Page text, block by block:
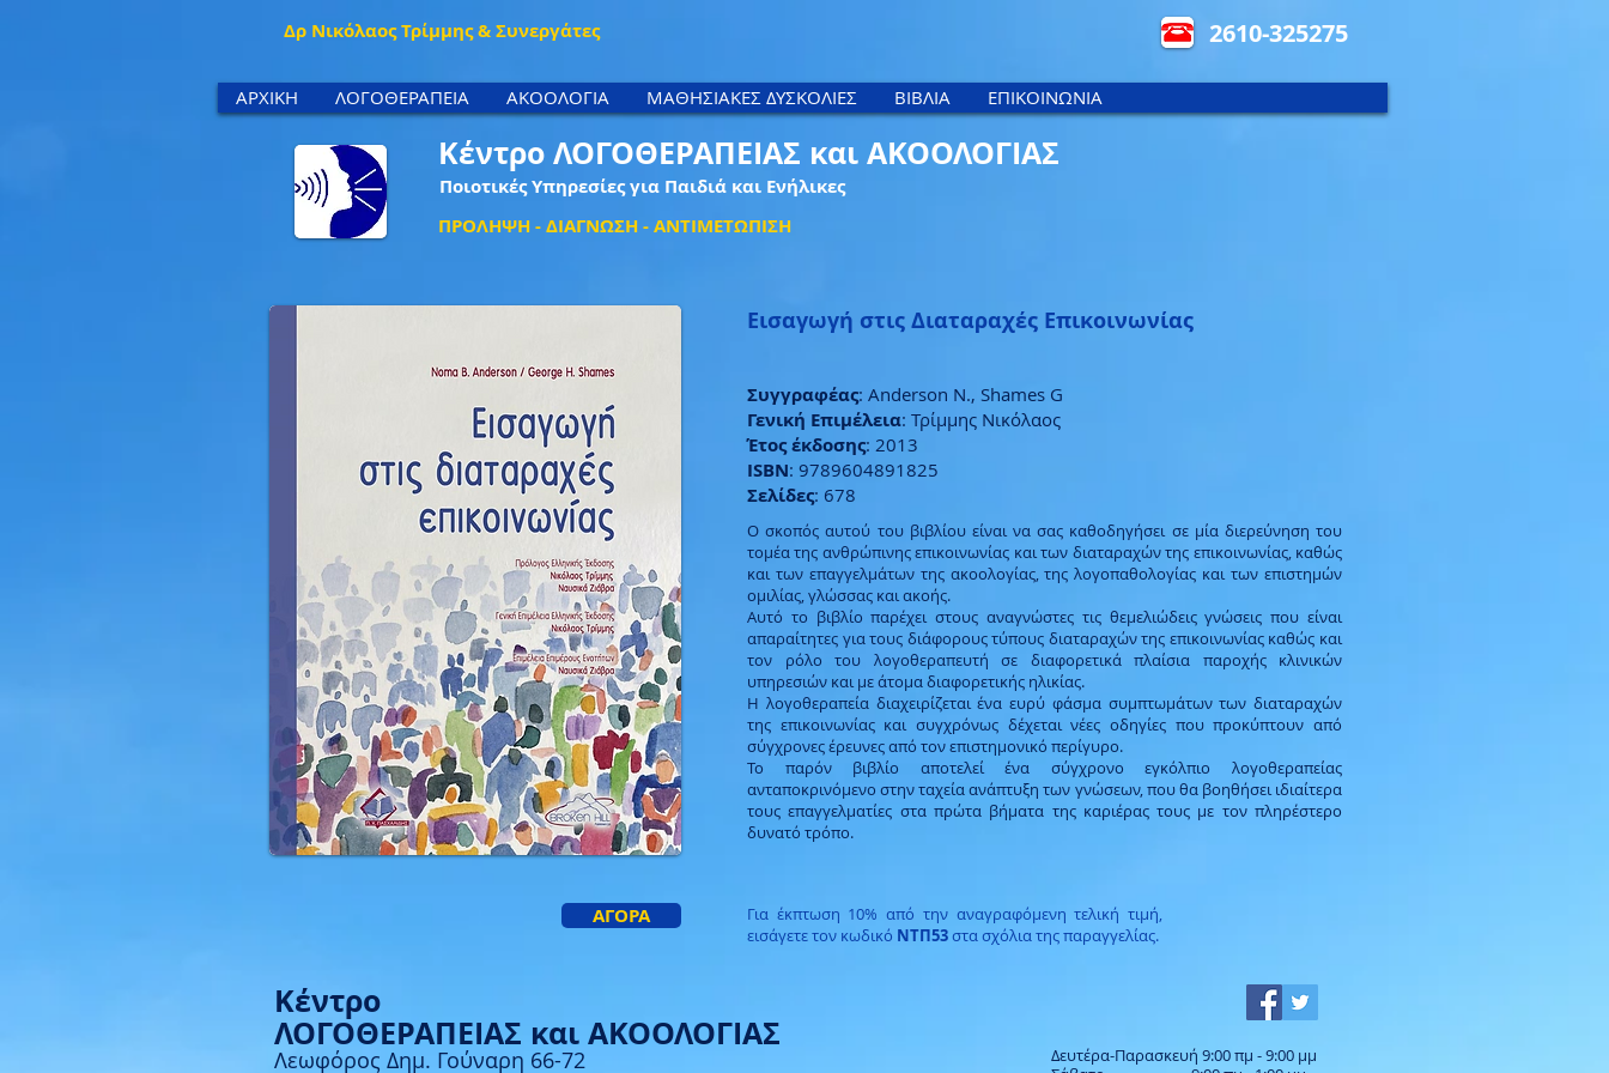
Δρ Νικόλαος Τρίμμης & Συνεργάτες 2610-325275
ΑΡΧΙΚΗ ΛΟΓΟΘΕΡΑΠΕΙΑ ΑΚΟΟΛΟΓΙΑ ΜΑΘΗΣΙΑΚΕΣ ΔΥΣΚΟΛΙΕΣ ΒΙΒΛΙΑ ΕΠΙΚΟΙΝΩΝΙΑ
Κέντρο ΛΟΓΟΘΕΡΑΠΕΙΑΣ και ΑΚΟΟΛΟΓΙΑΣ
Ποιοτικές Υπηρεσίες για Παιδιά και Ενήλικες
ΠΡΟΛΗΨΗ - ΔΙΑΓΝΩΣΗ - ΑΝΤΙΜΕΤΩΠΙΣΗ
Εισαγωγή στις Διαταραχές Επικοινωνίας
Συγγραφέας: Anderson N., Shames G
Γενική Επιμέλεια: Τρίμμης Νικόλαος
Έτος έκδοσης: 2013
ISBN: 9789604891825
Σελίδες: 678
Ο σκοπός αυτού του βιβλίου είναι να σας καθοδηγήσει σε μία διερεύνηση του
τομέα της ανθρώπινης επικοινωνίας και των διαταραχών της επικοινωνίας, καθώς
και των επαγγελμάτων της ακοολογίας, της λογοπαθολογίας και των επιστημών
ομιλίας, γλώσσας και ακοής.
Αυτό το βιβλίο παρέχει στους αναγνώστες τις θεμελιώδεις γνώσεις που είναι
απαραίτητες για τους διάφορους τύπους διαταραχών της επικοινωνίας καθώς και
τον ρόλο του λογοθεραπευτή σε διαφορετικά πλαίσια παροχής κλινικών
υπηρεσιών και με άτομα διαφορετικής ηλικίας.
Η λογοθεραπεία διαχειρίζεται ένα ευρύ φάσμα συμπτωμάτων των διαταραχών
της επικοινωνίας και συγχρόνως δέχεται νέες οδηγίες που προκύπτουν από
σύγχρονες έρευνες από τον επιστημονικό περίγυρο.
Το παρόν βιβλίο αποτελεί ένα σύγχρονο εγκόλπιο λογοθεραπείας
ανταποκρινόμενο στην ταχεία ανάπτυξη των γνώσεων, που θα βοηθήσει ιδιαίτερα
τους επαγγελματίες στα πρώτα βήματα της καριέρας τους με τον πληρέστερο
δυνατό τρόπο.
ΑΓΟΡΑ
Για έκπτωση 10% από την αναγραφόμενη τελική τιμή,
εισάγετε τον κωδικό ΝΤΠ53στα σχόλια της παραγγελίας.
Κέντρο
ΛΟΓΟΘΕΡΑΠΕΙΑΣ και ΑΚΟΟΛΟΓΙΑΣ
Λεωφόρος Δημ. Γούναρη 66-72
Δευτέρα-Παρασκευή 9:00 πμ - 9:00 μμ